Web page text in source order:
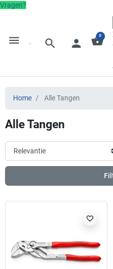
Vragen?
menu search person shopping_basket
0
Home Alle Tangen
Alle Tangen
favorite_border